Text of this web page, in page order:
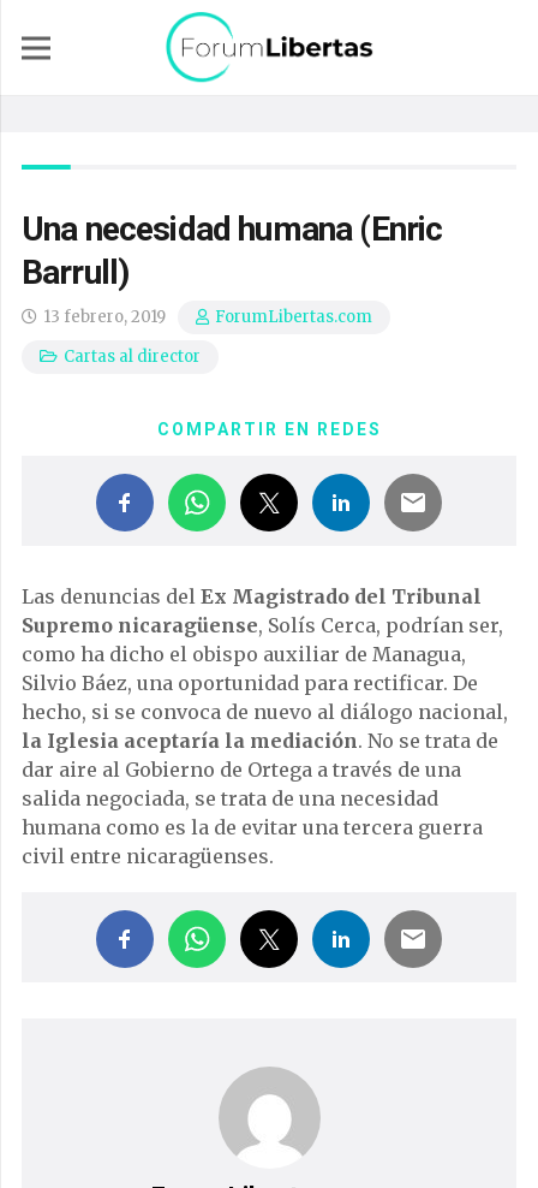
Una necesidad humana (Enric
Barrull)
13 febrero, 2019
ForumLibertas.com
Cartas al director
COMPARTIR EN REDES
Las denuncias del Ex Magistrado del Tribunal
Supremo nicaragüense, Solís Cerca, podrían ser,
como ha dicho el obispo auxiliar de Managua,
Silvio Báez, una oportunidad para rectificar. De
hecho, si se convoca de nuevo al diálogo nacional,
la Iglesia aceptaría la mediación. No se trata de
dar aire al Gobierno de Ortega a través de una
salida negociada, se trata de una necesidad
humana como es la de evitar una tercera guerra
civil entre nicaragüenses.